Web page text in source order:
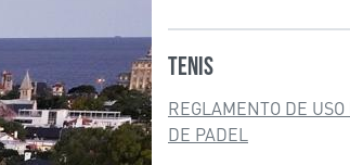
Tenis
REGLAMENTO DE
DE PADEL